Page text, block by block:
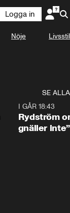
Logga in
Nöje Livsstil
SE ALLA
I GÅR 18:43
Rydström
gnäller inte”